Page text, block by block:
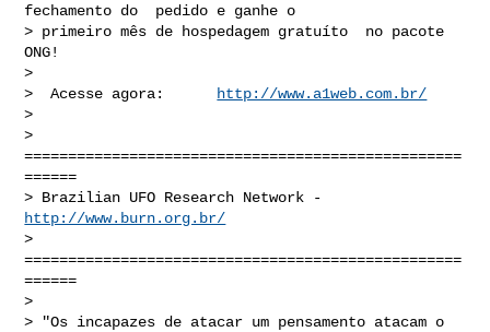
fechamento do  pedido e ganhe o
> primeiro mês de hospedagem gratuíto  no pacote
ONG!
>
>  Acesse agora:
http://www.a1web.com.br/
>
>
==================================================
======
http://www.burn.org.br/
>
==================================================
======
>
> "Os incapazes de atacar um pensamento atacam o